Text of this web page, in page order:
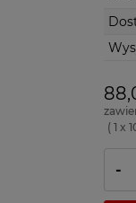
( 1 x
-